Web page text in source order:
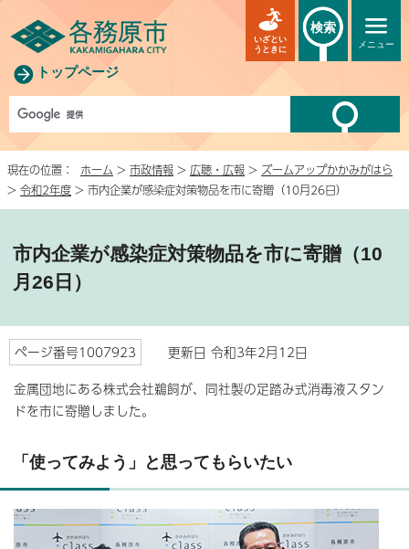
トップページ
メニュー
いざとい
うときに
検索
現在の位置： ホーム > 市政情報 > 広聴・広報 > ズームアップかかみがはら
> 令和2年度 > 市内企業が感染症対策物品を市に寄贈（10月26日）
市内企業が感染症対策物品を市に寄贈（10
月26日）
ページ番号1007923
更新日 令和3年2月12日
金属団地にある株式会社鵜飼が、同社製の足踏み式消毒液スタン
ドを市に寄贈しました。
「使ってみよう」と思ってもらいたい